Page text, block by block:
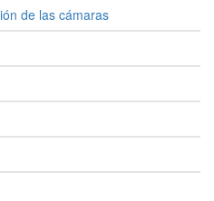
de las cámaras